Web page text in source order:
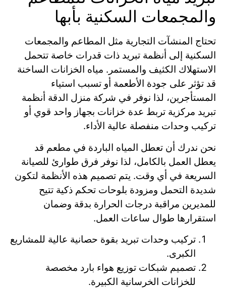
والمجمعات السكنية بأبها
تحتاج المنشآت التجارية مثل المطاعم والمجمعات
السكنية إلى أنظمة تبريد ذات قدرات خاصة تتحمل
الاستهلاك الكثيف والمستمر. مياه الخزانات الساخنة
قد تؤثر على جودة الأطعمة أو تسبب استياء
المستأجرين، لذا نوفر في شركة منزل الدقة أنظمة
تبريد مركزية تربط عدة خزانات بجهاز واحد قوي أو
تركيب وحدات منفصلة عالية الأداء.
نحن ندرك أن تعطل المياه الباردة في مطعم قد
يعطل العمل بالكامل، لذا نوفر فرق طوارئ للصيانة
السريعة في أي وقت. يتم تصميم هذه الأنظمة لتكون
شديدة التحمل ومزودة بلوحات تحكم ذكية تتيح
للمديرين مراقبة درجات الحرارة بدقة وضمان
استقرارها طوال ساعات العمل.
تركيب وحدات تبريد بقوة حصانية عالية للمشاريع
الكبرى.
تصميم شبكات توزيع هواء بارد مخصصة
للخزانات الخرسانية الكبيرة.